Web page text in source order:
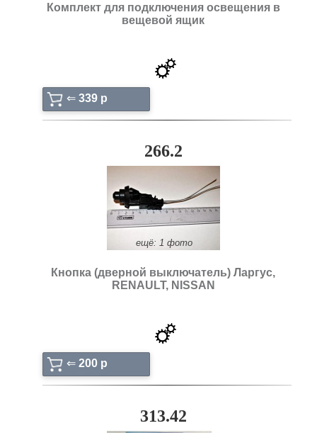
Комплект для подключения освещения в
вещевой ящик
⇐ 339 p
266.2
ещё: 1 фото
Кнопка (дверной выключатель) Ларгус,
RENAULT, NISSAN
⇐ 200 p
313.42